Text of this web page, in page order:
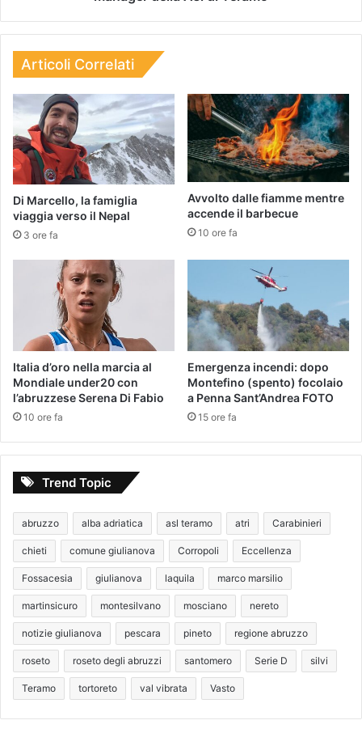
Articoli Correlati
Di Marcello, la famiglia
viaggia verso il Nepal
3 ore fa
Avvolto dalle fiamme mentre
accende il barbecue
10 ore fa
Italia d’oro nella marcia al
Mondiale under20 con
l’abruzzese Serena Di Fabio
10 ore fa
Emergenza incendi: dopo
Montefino (spento) focolaio
a Penna Sant’Andrea FOTO
15 ore fa
Trend Topic
abruzzo alba adriatica asl teramo atri Carabinieri
chieti comune giulianova Corropoli Eccellenza
Fossacesia giulianova laquila marco marsilio
martinsicuro montesilvano mosciano nereto
notizie giulianova pescara pineto regione abruzzo
roseto roseto degli abruzzi santomero Serie D silvi
Teramo tortoreto val vibrata Vasto